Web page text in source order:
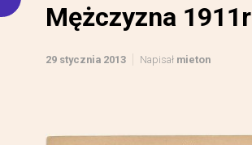
Mężczyzna 1911r
29 stycznia 2013 Napisał mieton